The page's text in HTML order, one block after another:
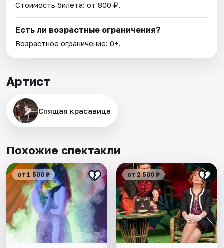
Стоимость билета: от 800 ₽.
Есть ли возрастные ограничения?
Возрастное ограничение: 0+.
Артист
Спящая красавица
Похожие спектакли
от 1 500 ₽ от 2 500 ₽